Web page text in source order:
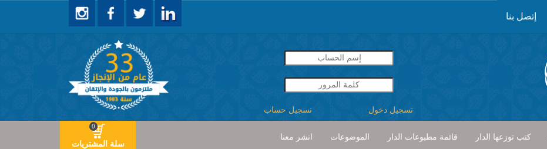
إتصل بنا
تسجيل دخول تسجيل حساب
كتب توزعها الدار قائمة مطبوعات الدار الموضوعات
انشر معنا
سلة المشتريات
0